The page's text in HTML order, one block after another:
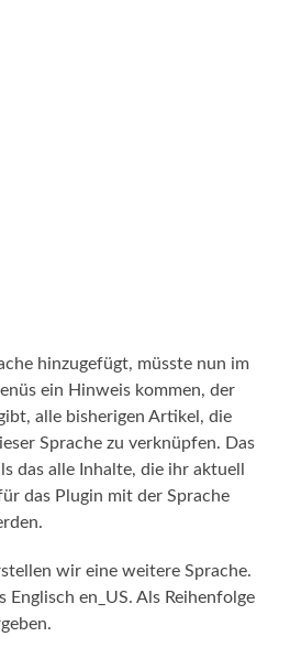
hinzugefügt, müsste nun im
ein Hinweis kommen, der
alle bisherigen Artikel, die
Sprache zu verknüpfen. Das
das alle Inhalte, die ihr aktuell
das Plugin mit der Sprache
wir eine weitere Sprache.
Englisch en_US. Als Reihenfolge